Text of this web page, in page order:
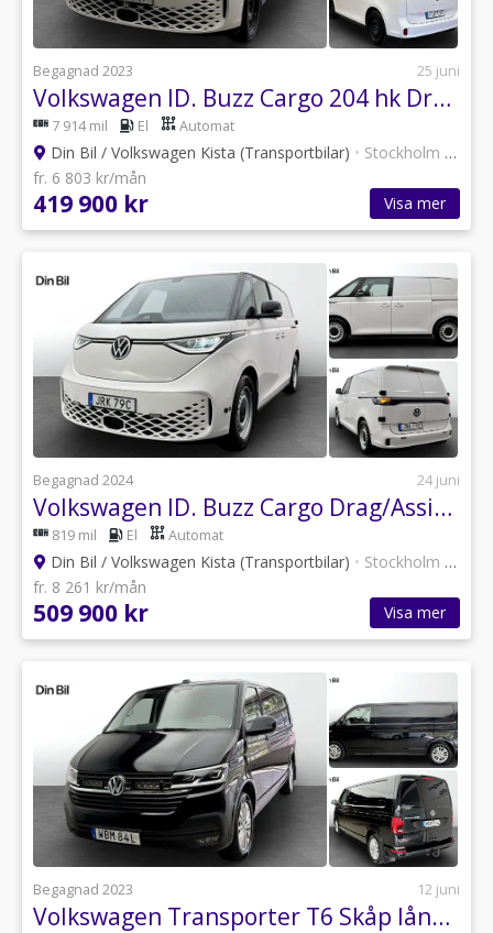
Begagnad 2023 25 juni
Volkswagen ID. Buzz Cargo 204 hk Drag/Backkamera
7 914 mil El Automat
Din Bil / Volkswagen Kista (Transportbilar) • Stockholm •12
fr. 6 803 kr/mån
419 900 kr Visa mer
Begagnad 2024 24 juni
Volkswagen ID. Buzz Cargo Drag/Assistans
819 mil El Automat
Din Bil / Volkswagen Kista (Transportbilar) • Stockholm •12
fr. 8 261 kr/mån
509 900 kr Visa mer
Begagnad 2023 12 juni
Volkswagen Transporter T6 Skåp lång hjulbas TDI 150 DSG/Drag/Värmare/Läder/Nav/Drivepak